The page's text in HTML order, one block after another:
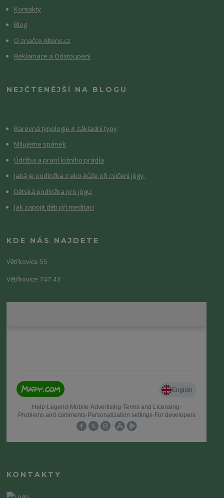
Kontakty
Blog
O značce Altens.cz
Reklamace a Odstoupení
NEJČTENĚJŠÍ NA BLOGU
Barevná typologie 4 základní typy
Milujeme spánek
Údržba a praní ložního prádla
Jaká je podložka z eko-kůže při cvičení jógy
Dětská podložka pro jógu
Jak zapojit děti při meditaci
KDE NÁS NAJDETE
Větřkovice 55
Větřkovice 747 43
KONTAKTY